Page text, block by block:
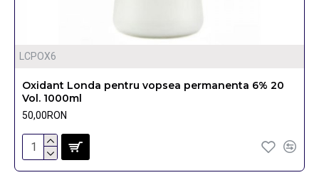
LCPOX6
Oxidant Londa pentru vopsea permanenta 6% 20
Vol. 1000ml
50,00RON